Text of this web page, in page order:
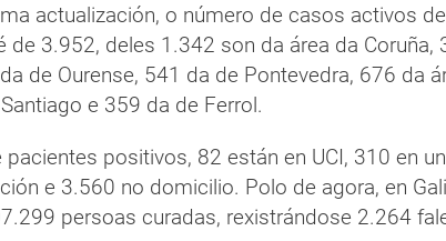
actualización, o número de casos activos
de 3.952, deles 1.342 son da área da Coruña,
de Ourense, 541 da de Pontevedra, 676 da
e 359 da de Ferrol.
pacientes positivos, 82 están en UCI, 310 en
e 3.560 no domicilio. Polo de agora, en
persoas curadas, rexistrándose 2.264